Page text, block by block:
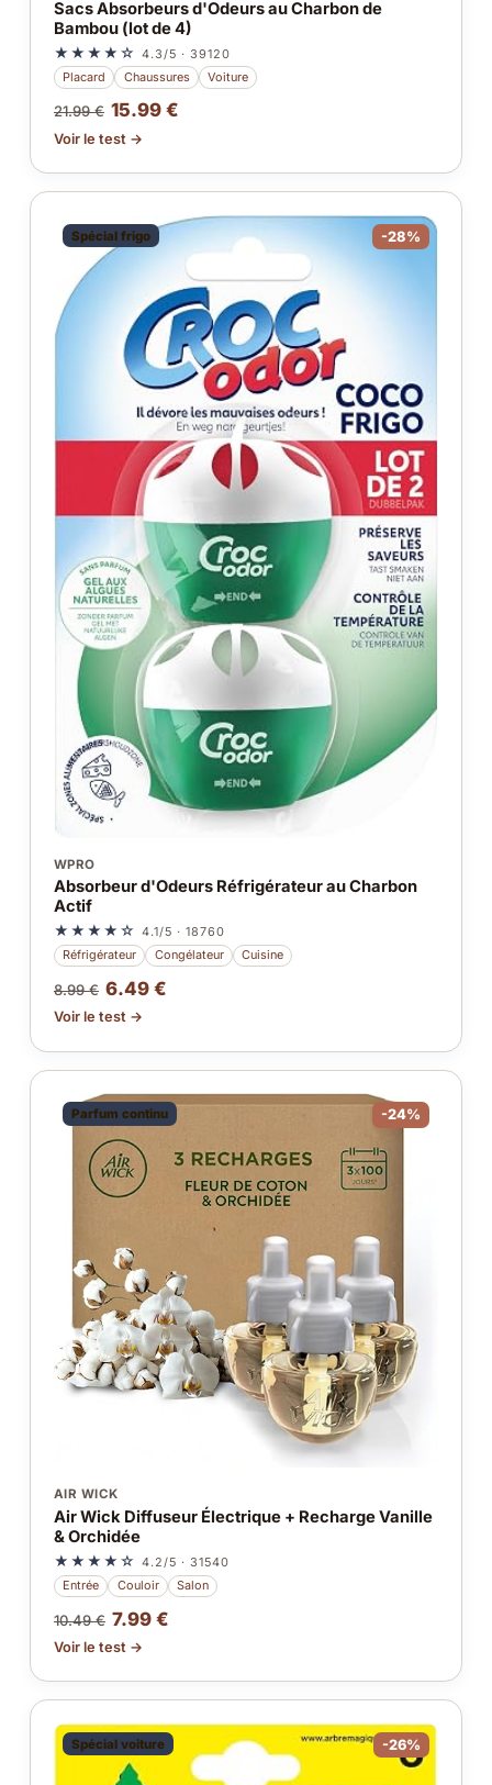
Sacs Absorbeurs d'Odeurs au Charbon de
Bambou (lot de 4)
★★★★☆ 4.3/5 · 39120
Placard
Chaussures Voiture
21.99 € 15.99 €
Voir le test →
Spécial frigo -28%
WPRO
Absorbeur d'Odeurs Réfrigérateur au Charbon
Actif
★★★★☆ 4.1/5 · 18760
Réfrigérateur
Congélateur Cuisine
8.99 € 6.49 €
Voir le test →
Parfum continu -24%
AIR WICK
Air Wick Diffuseur Électrique + Recharge Vanille
& Orchidée
★★★★☆ 4.2/5 · 31540
Entrée
Couloir Salon
10.49 € 7.99 €
Voir le test →
Spécial voiture -26%